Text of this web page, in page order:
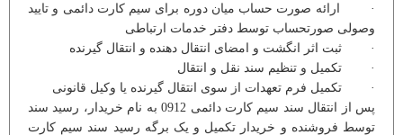
· ارائه صورت حساب میان دوره برای سیم کارت دائمی و تایید
وصولی صورتحساب توسط دفتر خدمات ارتباطی
· ثبت اثر انگشت و امضای انتقال دهنده و انتقال گیرنده
· تکمیل و تنظیم سند نقل و انتقال
· تکمیل فرم تعهدات از سوی انتقال گیرنده یا وکیل قانونی
پس از انتقال سند سیم کارت دائمی 0912 به نام خریدار، رسید سند
توسط فروشنده و خریدار تکمیل و یک برگه رسید سند سیم کارت